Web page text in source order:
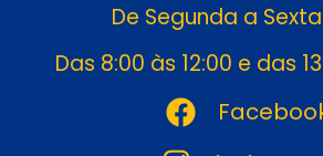
De Segunda a
Das 8:00 às 12:00 e das